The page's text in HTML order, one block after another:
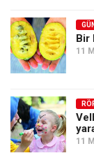
Bir
11
11